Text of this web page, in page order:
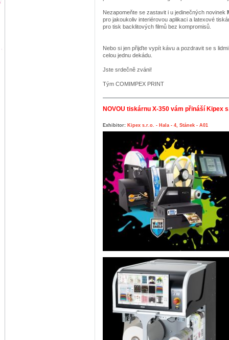
Nezapomeňte se zastavit i u jedinečných novinek
pro jakoukoliv interiérovou aplikaci a latexové
pro tisk backlitových filmů bez kompromisů.
Nebo si jen přijďte vypít kávu a pozdravit se s
celou jednu dekádu.
Jste srdečně zváni!
Tým COMIMPEX PRINT
NOVOU tiskárnu X-350 vám přináší Kipex
Exhibitor: Kipex s.r.o. - Hala - 4, Stánek - A01